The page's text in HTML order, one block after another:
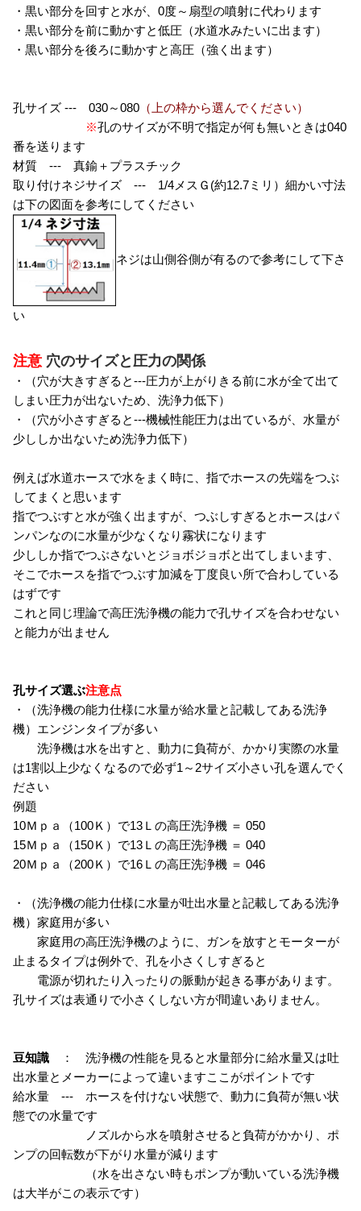
・黒い部分を回すと水が、0度～扇型の噴射に代わります
・黒い部分を前に動かすと低圧（水道水みたいに出ます）
・黒い部分を後ろに動かすと高圧（強く出ます）
孔サイズ --- 030～080 （上の枠から選んでください）
※孔のサイズが不明で指定が何も無いときは040
番を送ります
材質 --- 真鍮＋プラスチック
取り付けネジサイズ --- 1/4メスＧ(約12.7ミリ）細かい寸法
は下の図面を参考にしてください
ネジは山側谷側が有るので参考にして下さ
い
注意 穴のサイズと圧力の関係
・（穴が大きすぎると---圧力が上がりきる前に水が全て出て
しまい圧力が出ないため、洗浄力低下）
・（穴が小さすぎると---機械性能圧力は出ているが、水量が
少ししか出ないため洗浄力低下）
例えば水道ホースで水をまく時に、指でホースの先端をつぶ
してまくと思います
指でつぶすと水が強く出ますが、つぶしすぎるとホースはパ
ンパンなのに水量が少なくなり霧状になります
少ししか指でつぶさないとジョボジョボと出てしまいます、
そこでホースを指でつぶす加減を丁度良い所で合わしている
はずです
これと同じ理論で高圧洗浄機の能力で孔サイズを合わせない
と能力が出ません
孔サイズ選ぶ注意点
・（洗浄機の能力仕様に水量が給水量と記載してある洗浄
機）エンジンタイプが多い
洗浄機は水を出すと、動力に負荷が、かかり実際の水量
は1割以上少なくなるので必ず1～2サイズ小さい孔を選んでく
ださい
例題
10Ｍｐａ（100Ｋ）で13Ｌの高圧洗浄機 ＝ 050
15Ｍｐａ（150Ｋ）で13Ｌの高圧洗浄機 ＝ 040
20Ｍｐａ（200Ｋ）で16Ｌの高圧洗浄機 ＝ 046
・（洗浄機の能力仕様に水量が吐出水量と記載してある洗浄
機）家庭用が多い
家庭用の高圧洗浄機のように、ガンを放すとモーターが
止まるタイプは例外で、孔を小さくしすぎると
電源が切れたり入ったりの脈動が起きる事があります。
孔サイズは表通りで小さくしない方が間違いありません。
豆知識 ： 洗浄機の性能を見ると水量部分に給水量又は吐
出水量とメーカーによって違いますここがポイントです
給水量 --- ホースを付けない状態で、動力に負荷が無い状
態での水量です
ノズルから水を噴射させると負荷がかかり、ポ
ンプの回転数が下がり水量が減ります
（水を出さない時もポンプが動いている洗浄機
は大半がこの表示です）